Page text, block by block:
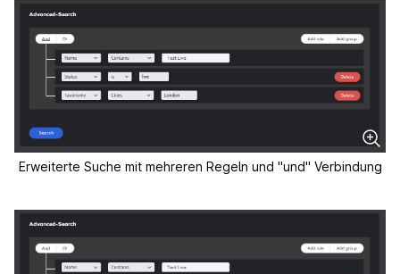
Erweiterte Suche mit mehreren Regeln und "und" Verbindung